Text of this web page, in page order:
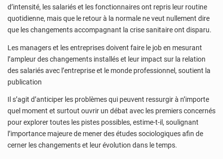
d’intensité, les salariés et les fonctionnaires ont repris leur routine
quotidienne, mais que le retour à la normale ne veut nullement dire
que les changements accompagnant la crise sanitaire ont disparu.
Les managers et les entreprises doivent faire le job en mesurant
l’ampleur des changements installés et leur impact sur la relation
des salariés avec l’entreprise et le monde professionnel, soutient la
publication
Il s’agit d’anticiper les problèmes qui peuvent ressurgir à n’importe
quel moment et surtout ouvrir un débat avec les premiers concernés
pour explorer toutes les pistes possibles, estime-t-il, soulignant
l’importance majeure de mener des études sociologiques afin de
cerner les changements et leur évolution dans le temps.